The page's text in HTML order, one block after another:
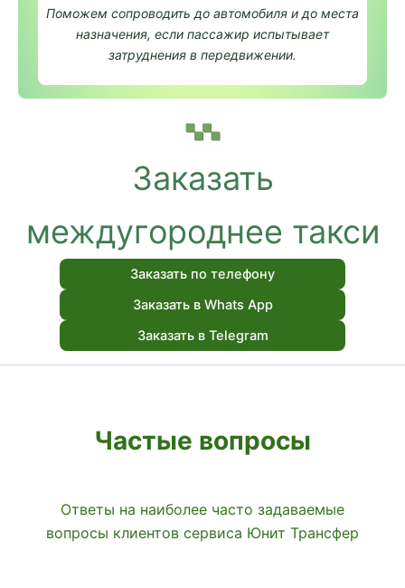
Поможем сопроводить до автомобиля и до места
назначения, если пассажир испытывает
затруднения в передвижении.
Заказать
междугороднее такси
Заказать по телефону
Заказать в Whats App
Заказать в Telegram
Частые вопросы
Ответы на наиболее часто задаваемые
вопросы клиентов сервиса Юнит Трансфер